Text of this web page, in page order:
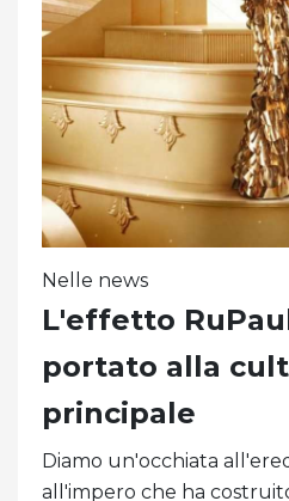
Nelle news
L'effetto
portato alla
principale
Diamo un'occhiata
all'impero che ha